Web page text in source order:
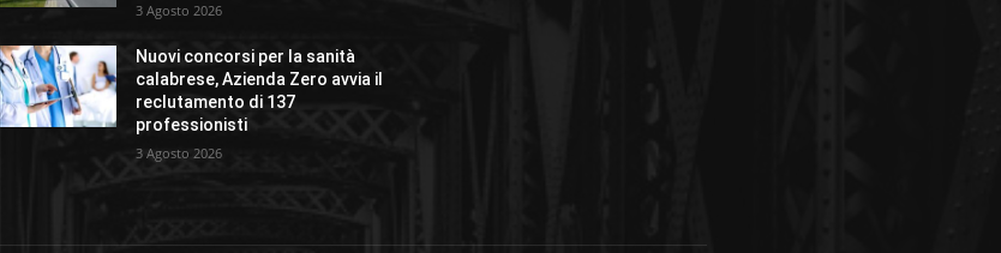
3 Agosto 2026
Nuovi concorsi per la sanità
calabrese, Azienda Zero avvia il
reclutamento di 137
professionisti
3 Agosto 2026